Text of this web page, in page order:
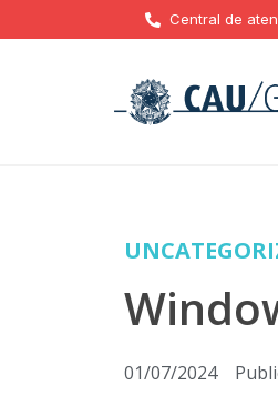
Central de
01/07/2024